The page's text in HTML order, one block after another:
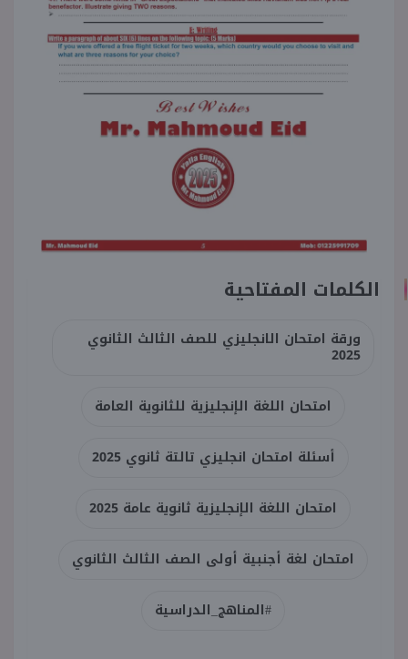
الكلمات المفتاحية
ورقة امتحان الانجليزي للصف الثالث الثانوي
2025
امتحان اللغة الإنجليزية للثانوية العامة
أسئلة امتحان انجليزي تالتة ثانوي 2025
امتحان اللغة الإنجليزية ثانوية عامة 2025
امتحان لغة أجنبية أولى الصف الثالث الثانوي
#المناهج_الدراسية